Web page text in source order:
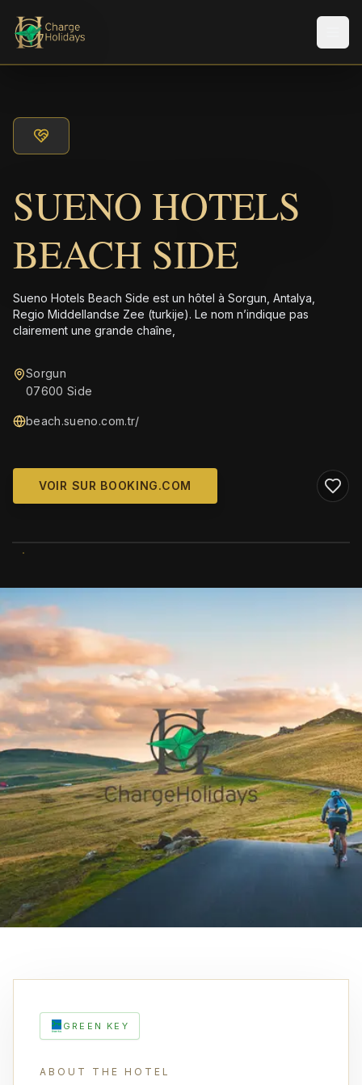
SUENO HOTELS
BEACH SIDE
Sueno Hotels Beach Side est un hôtel à Sorgun, Antalya,
Regio Middellandse Zee (turkije). Le nom n’indique pas
clairement une grande chaîne,
Sorgun
07600 Side
beach.sueno.com.tr/
VOIR SUR BOOKING.COM
GREEN KEY
ABOUT THE HOTEL